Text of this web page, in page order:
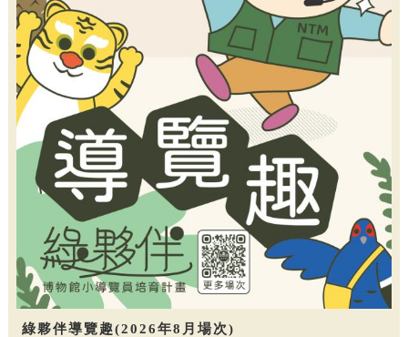
綠夥伴導覽趣(2026年8月場次)